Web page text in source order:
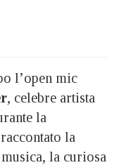
l’open mic
, celebre artista
la
la
la curiosa